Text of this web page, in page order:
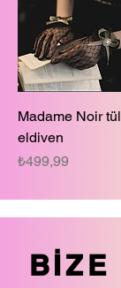
Madame Noir tül
eldiven
Fiyat
₺499,99
BİZE